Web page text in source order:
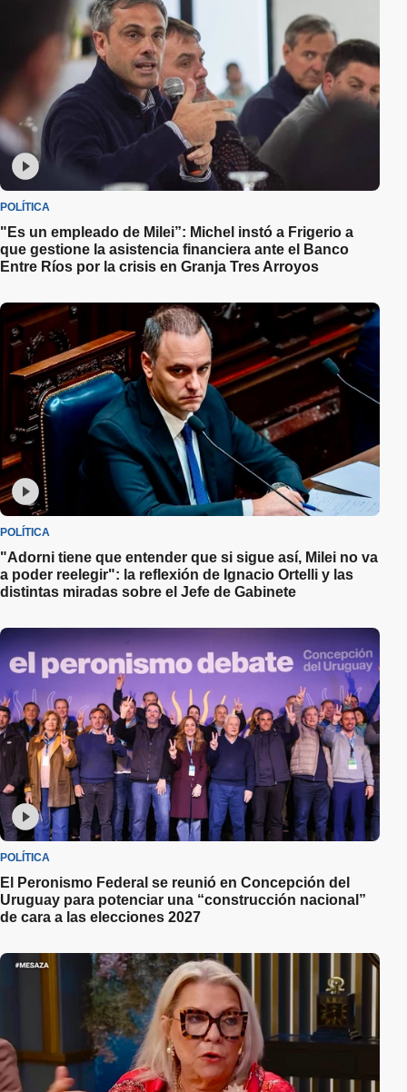
POLÍTICA
"Es un empleado de Milei”: Michel instó a Frigerio a
que gestione la asistencia financiera ante el Banco
Entre Ríos por la crisis en Granja Tres Arroyos
POLÍTICA
"Adorni tiene que entender que si sigue así, Milei no va
a poder reelegir": la reflexión de Ignacio Ortelli y las
distintas miradas sobre el Jefe de Gabinete
POLÍTICA
El Peronismo Federal se reunió en Concepción del
Uruguay para potenciar una “construcción nacional”
de cara a las elecciones 2027